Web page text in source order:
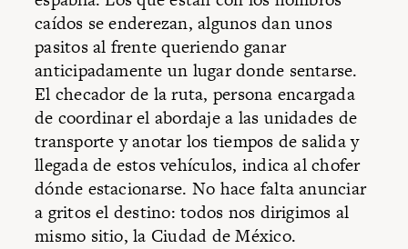
caídos se enderezan, algunos dan unos
pasitos al frente queriendo ganar
anticipadamente un lugar donde sentarse.
El checador de la ruta, persona encargada
de coordinar el abordaje a las unidades de
transporte y anotar los tiempos de salida y
llegada de estos vehículos, indica al chofer
dónde estacionarse. No hace falta anunciar
a gritos el destino: todos nos dirigimos al
mismo sitio, la Ciudad de México.